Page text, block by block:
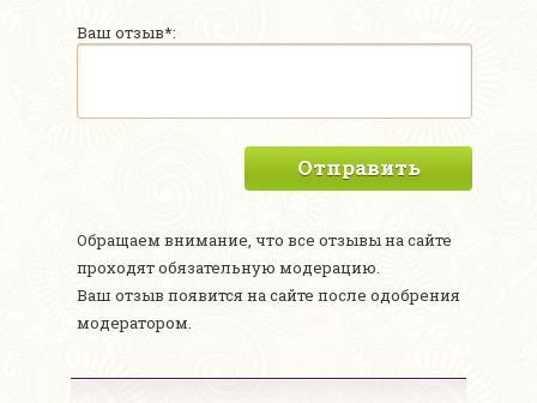
Ваш отзыв*:
Отправить
Обращаем внимание, что все отзывы на сайте
проходят обязательную модерацию.
Ваш отзыв появится на сайте после одобрения
модератором.